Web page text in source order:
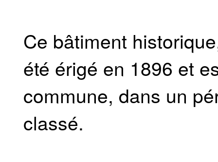
Ce bâtiment
été érigé en 1896 et
commune, dans un
classé.